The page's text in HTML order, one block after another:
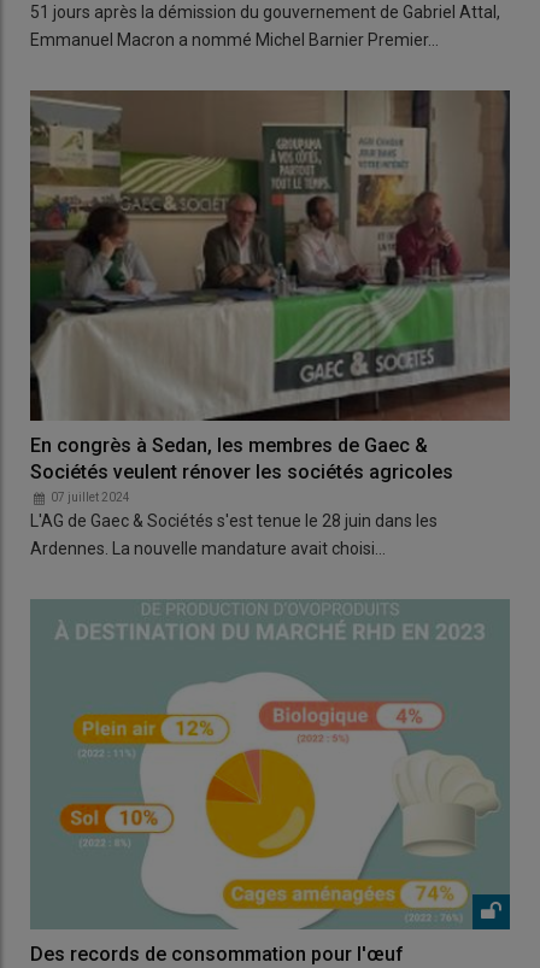
51 jours après la démission du gouvernement de Gabriel Attal,
Emmanuel Macron a nommé Michel Barnier Premier…
En congrès à Sedan, les membres de Gaec &
Sociétés veulent rénover les sociétés agricoles
07 juillet 2024
L'AG de Gaec & Sociétés s'est tenue le 28 juin dans les
Ardennes. La nouvelle mandature avait choisi…
Des records de consommation pour l'œuf